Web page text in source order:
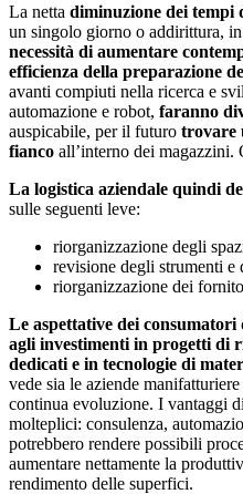
La netta diminuzione dei tempi
un singolo giorno o addirittura,
necessità di aumentare
efficienza della preparazione
avanti compiuti nella ricerca e
automazione e robot, faranno
auspicabile, per il futuro trovare
fianco all’interno dei magazzini.
La logistica aziendale quindi
sulle seguenti leve:
riorganizzazione degli
revisione degli strumenti e
riorganizzazione dei
Le aspettative dei
agli investimenti in progetti di
dedicati e in tecnologie di
vede sia le aziende
continua evoluzione. I vantaggi
molteplici: consulenza,
potrebbero rendere possibili
aumentare nettamente la
rendimento delle superfici.